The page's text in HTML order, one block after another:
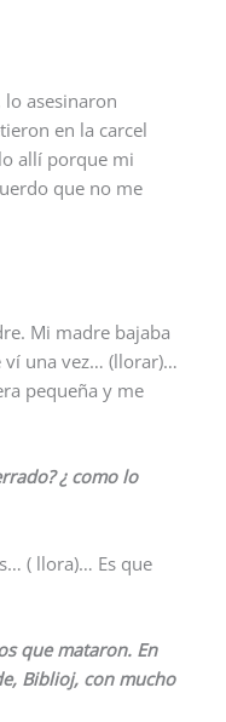
asesinaron
en la carcel
allí porque mi
que no me
Mi madre bajaba
ví una vez… (llorar)…
pequeña y me
¿ como lo
( llora)… Es que
que mataron. En
Biblioj, con mucho